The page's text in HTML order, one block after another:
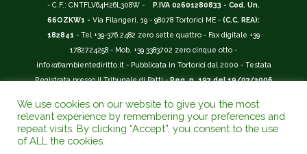
- C.F.: CNTFLV64H26L308W -
P.IVA 02601280833 - Cod. Un.
66OZKW1 - Via Filangeri, 19 - 98078 Tortorici ME - (C.C. REA):
182841 - Tel +39-376.2482 zero sette quattro - Fax digitale +39
1782724258 - Mob. +39 3383702 zero cinque otto -
info(at)ambientediritto.it - Pubblicata in Tortorici dal 2000 - Testata
Registrata presso il Tribunale di Patti -Reg. n. 197 del 19/07/2006
__________
La Rivista Giuridica AMBIENTEDIRITTO.IT ISSN 1974-9562
riconosciuta ed inserita nell'Area 12 - (
We use cookies on our website to give you the most
relevant experience by remembering your preferences and
repeat visits. By clicking “Accept”, you consent to the use
of ALL the cookies.